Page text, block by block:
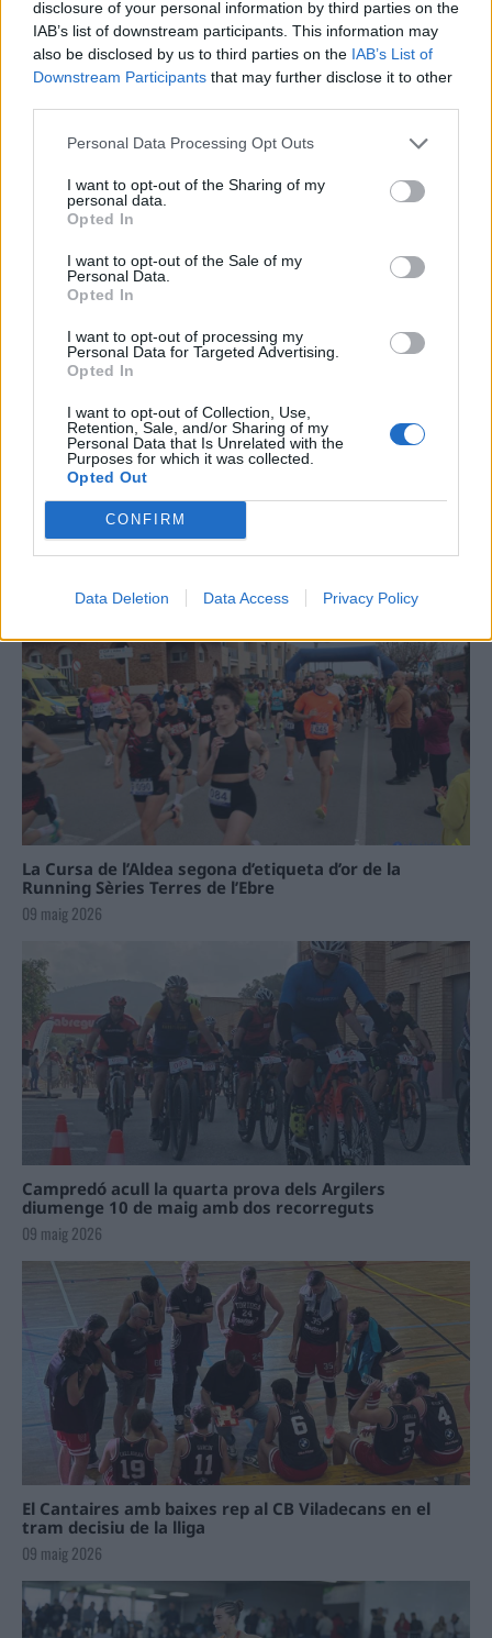
disclosure of your personal information by third parties on the
IAB’s list of downstream participants. This information may
also be disclosed by us to third parties on the IAB’s List of
Downstream Participants that may further disclose it to other
Personal Data Processing Opt Outs
I want to opt-out of the Sharing of my
personal data.
Opted In
I want to opt-out of the Sale of my
Personal Data.
Opted In
I want to opt-out of processing my
Personal Data for Targeted Advertising.
Opted In
I want to opt-out of Collection, Use,
Retention, Sale, and/or Sharing of my
Personal Data that Is Unrelated with the
Purposes for which it was collected.
Opted Out
CONFIRM
Data Deletion Data Access Privacy Policy
vincula patrimoni, turisme i
gastronomia
6 d'agost de 2026
40 peces a concurs
d’Amposta”
Blaumut lidera el cartell musical de les
La Cursa de l’Aldea segona d’etiqueta d’or de la
Running Sèries Terres de l’Ebre
09 maig 2026
Campredó acull la quarta prova dels Argilers
diumenge 10 de maig amb dos recorreguts
09 maig 2026
El Cantaires amb baixes rep al CB Viladecans en el
tram decisiu de la lliga
09 maig 2026